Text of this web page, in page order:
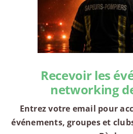
Recevoir les
networking
Entrez votre email pour
événements, groupes et